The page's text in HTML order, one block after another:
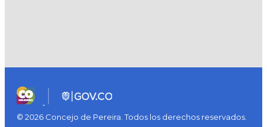
© 2026 Concejo de Pereira. Todos los derechos reservados.